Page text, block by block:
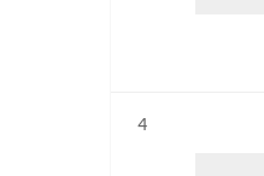
Résultat n°
4